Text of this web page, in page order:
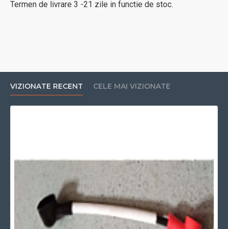
Termen de livrare 3 -21 zile in functie de stoc.
VIZIONATE RECENT CELE MAI VIZIONATE